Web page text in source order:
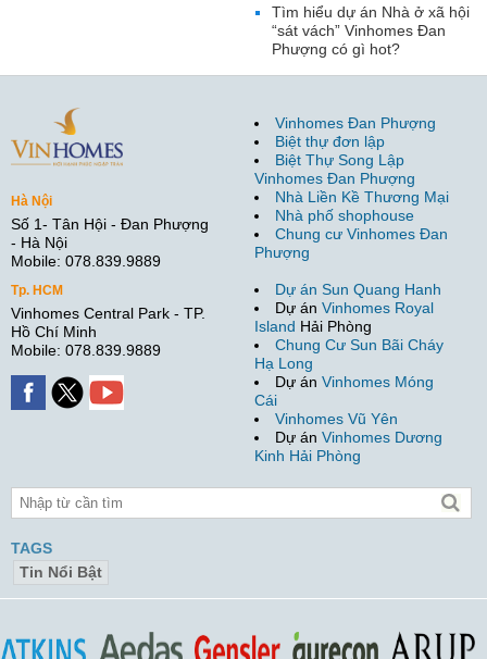
Tìm hiểu dự án Nhà ở xã hội
“sát vách” Vinhomes Đan
Phượng có gì hot?
Hà Nội
Số 1- Tân Hội - Đan Phượng
- Hà Nội
Mobile: 078.839.9889
Tp. HCM
Vinhomes Central Park - TP.
Hồ Chí Minh
Mobile: 078.839.9889
Vinhomes Đan Phượng
Biệt thự đơn lập
Biệt Thự Song Lập
Vinhomes Đan Phượng
Nhà Liền Kề Thương Mại
Nhà phố shophouse
Chung cư Vinhomes Đan
Phượng
Dự án Sun Quang Hanh
Dự án Vinhomes Royal
Island Hải Phòng
Chung Cư Sun Bãi Cháy
Hạ Long
Dự án Vinhomes Móng
Cái
Vinhomes Vũ Yên
Dự án Vinhomes Dương
Kinh Hải Phòng
TAGS
Tin Nổi Bật